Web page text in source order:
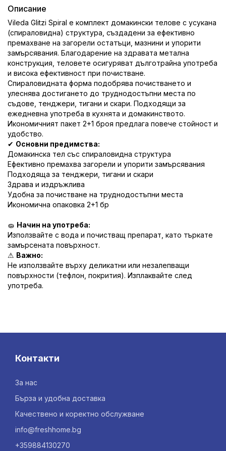
Описание
Vileda Glitzi Spiral е комплект домакински телове с усукана
(спираловидна) структура, създадени за ефективно
премахване на загорели остатъци, мазнини и упорити
замърсявания. Благодарение на здравата метална
конструкция, теловете осигуряват дълготрайна употреба
и висока ефективност при почистване.
Спираловидната форма подобрява почистването и
улеснява достигането до труднодостъпни места по
съдове, тенджери, тигани и скари. Подходящи за
ежедневна употреба в кухнята и домакинството.
Икономичният пакет 2+1 броя предлага повече стойност и
удобство.
✔ Основни предимства:
Домакинска тел със спираловидна структура
Ефективно премахва загорели и упорити замърсявания
Подходяща за тенджери, тигани и скари
Здрава и издръжлива
Удобна за почистване на труднодостъпни места
Икономична опаковка 2+1 бр
🧽 Начин на употреба:
Използвайте с вода и почистващ препарат, като търкате
замърсената повърхност.
⚠ Важно:
Не използвайте върху деликатни или незалепващи
повърхности (тефлон, покрития). Изплаквайте след
употреба.
Контакти
За нас
Бърза и удобна доставка
Качествено и коректно обслужване
info@freshhome.bg
+359884130270